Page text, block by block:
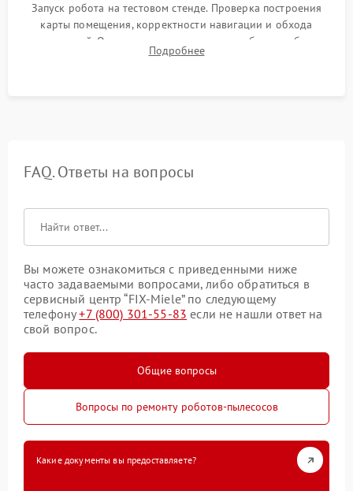
Запуск робота на тестовом стенде. Проверка построения
карты помещения, корректности навигации и обхода
препятствий. Оценка силы всасывания и работы турбины.
Тестирование автоматического возврата на док-станцию и
Подробнее
FAQ. Ответы на вопросы
Вы можете ознакомиться с приведенными ниже
часто задаваемыми вопросами, либо обратиться в
сервисный центр “FIX-Miele” по следующему
телефону+7 (800) 301-55-83 если не нашли ответ на
свой вопрос.
Общие вопросы
Вопросы по ремонту роботов-пылесосов
Какие документы вы предоставляете?